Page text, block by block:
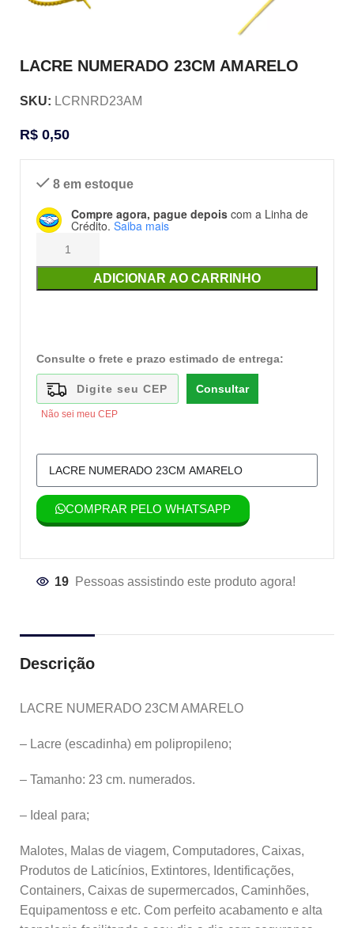
LACRE NUMERADO 23CM AMARELO
SKU: LCRNRD23AM
R$ 0,50
8 em estoque
Compre agora, pague depois com a Linha de
Crédito. Saiba mais
ADICIONAR AO CARRINHO
Consulte o frete e prazo estimado de entrega:
Consultar
Não sei meu CEP
COMPRAR PELO WHATSAPP
19 Pessoas assistindo este produto agora!
Descrição
LACRE NUMERADO 23CM AMARELO
– Lacre (escadinha) em polipropileno;
– Tamanho: 23 cm. numerados.
– Ideal para;
Malotes, Malas de viagem, Computadores, Caixas,
Produtos de Laticínios, Extintores, Identificações,
Containers, Caixas de supermercados, Caminhões,
Equipamentoss e etc. Com perfeito acabamento e alta